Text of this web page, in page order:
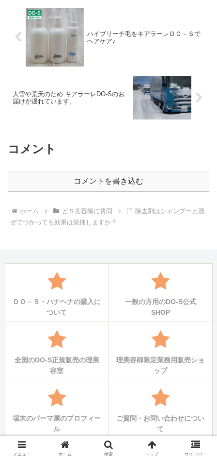
ハイブリーチ毛をキアラーレＤＯ－Ｓで
ヘアケア♪
大雪や荒天のため キアラーレDO-Sのお
届けが遅れています。
コメント
コメントを書き込む
ホーム どＳ美容師に質問
除去剤はシャンプーと混
ぜてつかっても効果は発揮しますか？
ＤＯ－Ｓ・ハナヘナの購入に
ついて
一般の方用のDO-S公式
SHOP
全国のDO-S正規販売の理美
容室
理美容師限定業務用販売ショ
ップ
場末のパーマ屋のプロフィー
ル
ご質問・お問い合わせについ
て
メニュー ホーム 検索 トップ サイドバー